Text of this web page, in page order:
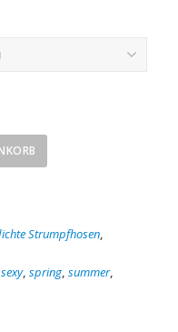
Strumpfhosen,
sexy, spring, summer,